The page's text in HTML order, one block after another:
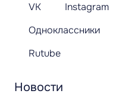
Новости
VK Instagram
Одноклассники
Rutube